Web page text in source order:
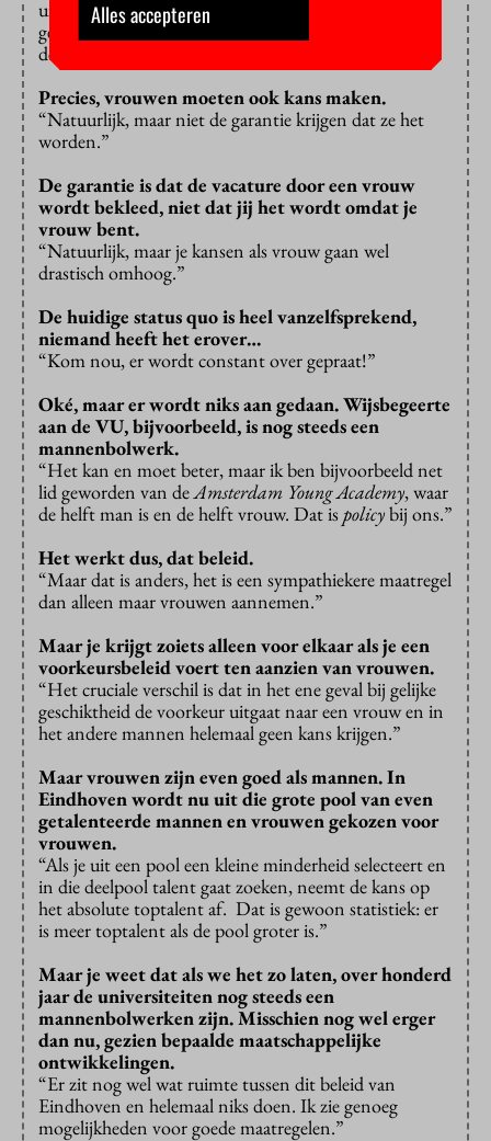
uitwijken naar andere universiteiten? Iedereen, welk
geslacht of welke huiskleur ook, moet Eindhoven
dezelfde kans maken.”
Precies, vrouwen moeten ook kans maken.
“Natuurlijk, maar niet de garantie krijgen dat ze het
worden.”
De garantie is dat de vacature door een vrouw
wordt bekleed, niet dat jij het wordt omdat je
vrouw bent.
“Natuurlijk, maar je kansen als vrouw gaan wel
drastisch omhoog.”
De huidige status quo is heel vanzelfsprekend,
niemand heeft het erover…
“Kom nou, er wordt constant over gepraat!”
Oké, maar er wordt niks aan gedaan. Wijsbegeerte
aan de VU, bijvoorbeeld, is nog steeds een
mannenbolwerk.
“Het kan en moet beter, maar ik ben bijvoorbeeld net
lid geworden van deAmsterdam Young Academy, waar
de helft man is en de helft vrouw. Dat ispolicybij ons.”
Het werkt dus, dat beleid.
“Maar dat is anders, het is een sympathiekere maatregel
dan alleen maar vrouwen aannemen.”
Maar je krijgt zoiets alleen voor elkaar als je een
voorkeursbeleid voert ten aanzien van vrouwen.
“Het cruciale verschil is dat in het ene geval bij gelijke
geschiktheid de voorkeur uitgaat naar een vrouw en in
het andere mannen helemaal geen kans krijgen.”
Maar vrouwen zijn even goed als mannen. In
Eindhoven wordt nu uit die grote pool van even
getalenteerde mannen en vrouwen gekozen voor
vrouwen.
“Als je uit een pool een kleine minderheid selecteert en
in die deelpool talent gaat zoeken, neemt de kans op
het absolute toptalent af. Dat is gewoon statistiek: er
is meer toptalent als de pool groter is.”
Maar je weet dat als we het zo laten, over honderd
jaar de universiteiten nog steeds een
mannenbolwerken zijn. Misschien nog wel erger
dan nu, gezien bepaalde maatschappelijke
ontwikkelingen.
“Er zit nog wel wat ruimte tussen dit beleid van
Eindhoven en helemaal niks doen. Ik zie genoeg
mogelijkheden voor goede maatregelen.”
Alles accepteren